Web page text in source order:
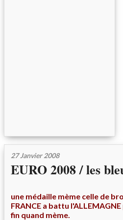
27 Janvier 2008
EURO 2008 / les
une médaille mème celle de
FRANCE a battu
fin quand mème.